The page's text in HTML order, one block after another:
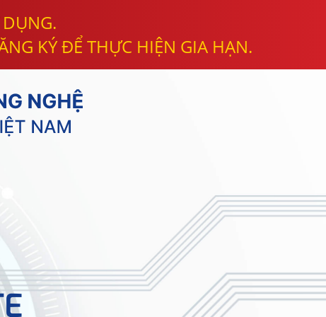
KÝ ĐỂ THỰC HIỆN GIA HẠN.